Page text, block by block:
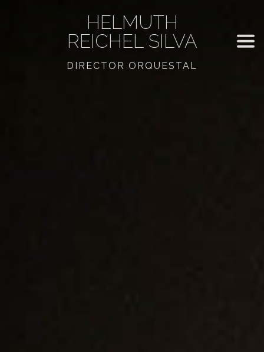
HELMUTH
REICHEL SILVA
DIRECTOR ORQUESTAL